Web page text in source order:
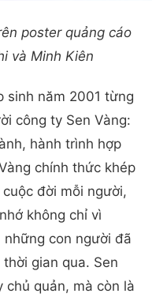
poster quảng cáo
và Minh Kiên
sinh năm 2001 từng
công ty Sen Vàng:
hành trình hợp
chính thức khép
đời mỗi người,
không chỉ vì
con người đã
gian qua. Sen
chủ quản, mà còn là